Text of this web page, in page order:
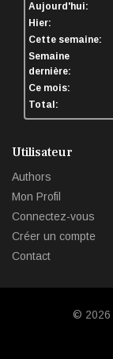
Aujourd'hui:
Hier:
Cette semaine:
Semaine
dernière:
Ce mois:
Total:
Utilisateur
Authors
Mon Profil
Connectez-vous
Créer un compte
Contact
© 2026